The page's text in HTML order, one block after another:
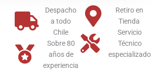
Despacho
a todo
Chile
Sobre 80
años de
experiencia
Retiro en
Tienda
Servicio
Técnico
especializado